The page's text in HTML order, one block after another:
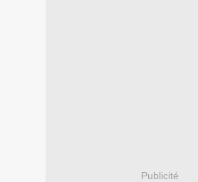
Publicité